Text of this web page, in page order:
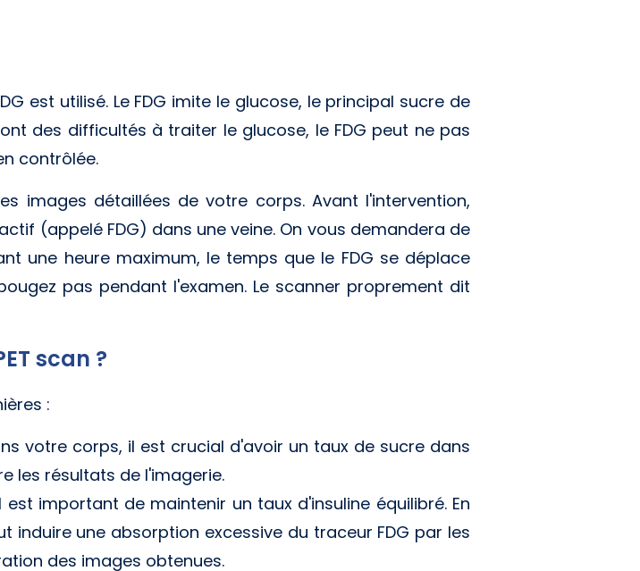
est utilisé. Le FDG imite le glucose, le principal sucre de
des difficultés à traiter le glucose, le FDG peut ne pas
contrôlée.
images détaillées de votre corps. Avant l'intervention,
(appelé FDG) dans une veine. On vous demandera de
une heure maximum, le temps que le FDG se déplace
pas pendant l'examen. Le scanner proprement dit
scan ?
:
votre corps, il est crucial d'avoir un taux de sucre dans
les résultats de l'imagerie.
important de maintenir un taux d'insuline équilibré. En
induire une absorption excessive du traceur FDG par les
des images obtenues.